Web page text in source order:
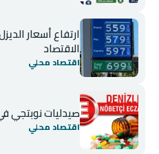
ارتفاع أسعار
الاقتصاد
اقتصاد محلي
صيدليات نوبتجي
اقتصاد محلي